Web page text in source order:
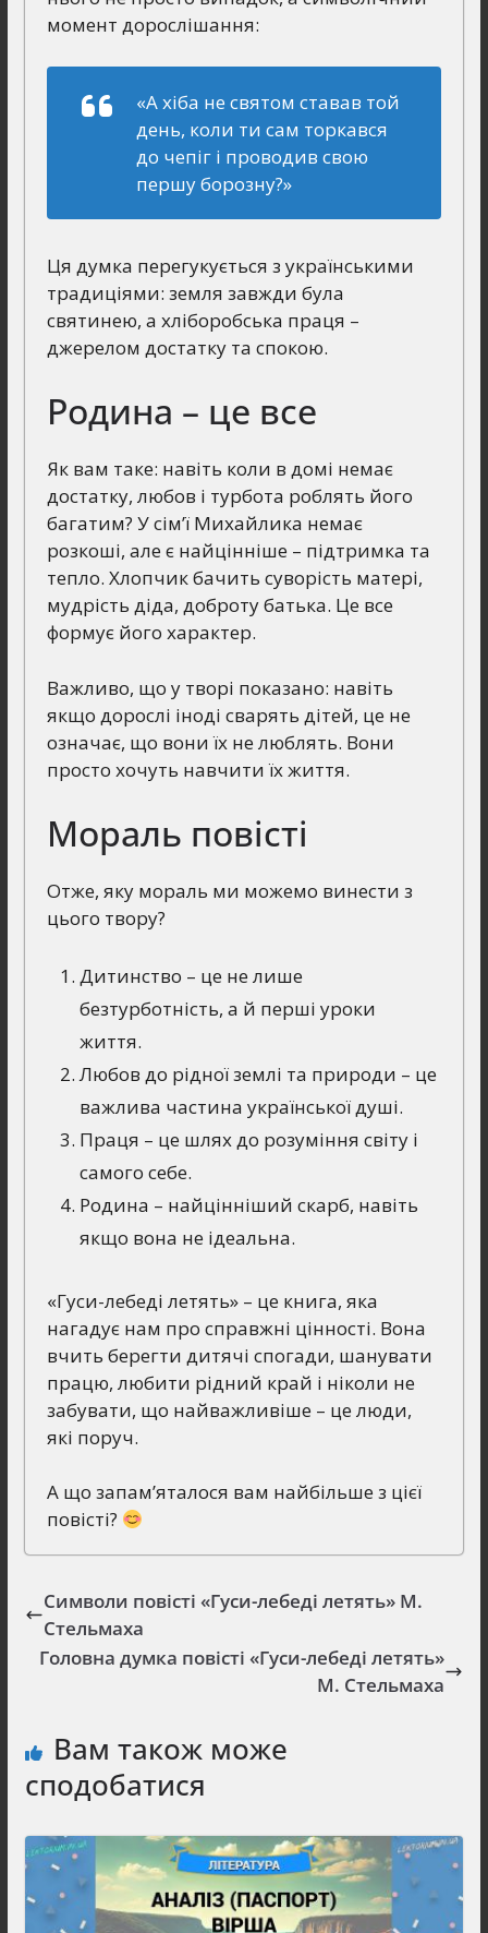
момент дорослішання:
«А хіба не святом ставав той
день, коли ти сам торкався
до чепіг і проводив свою
першу борозну?»
Ця думка перегукується з українськими
традиціями: земля завжди була
святинею, а хліборобська праця –
джерелом достатку та спокою.
Родина – це все
Як вам таке: навіть коли в домі немає
достатку, любов і турбота роблять його
багатим? У сім’ї Михайлика немає
розкоші, але є найцінніше – підтримка та
тепло. Хлопчик бачить суворість матері,
мудрість діда, доброту батька. Це все
формує його характер.
Важливо, що у творі показано: навіть
якщо дорослі іноді сварять дітей, це не
означає, що вони їх не люблять. Вони
просто хочуть навчити їх життя.
Мораль повісті
Отже, яку мораль ми можемо винести з
цього твору?
Дитинство – це не лише
безтурботність, а й перші уроки
життя.
Любов до рідної землі та природи – це
важлива частина української душі.
Праця – це шлях до розуміння світу і
самого себе.
Родина – найцінніший скарб, навіть
якщо вона не ідеальна.
«Гуси-лебеді летять» – це книга, яка
нагадує нам про справжні цінності. Вона
вчить берегти дитячі спогади, шанувати
працю, любити рідний край і ніколи не
забувати, що найважливіше – це люди,
які поруч.
А що запам’яталося вам найбільше з цієї
повісті?
Символи повісті «Гуси-лебеді летять» М.
Стельмаха
Головна думка повісті «Гуси-лебеді летять»
М. Стельмаха
Вам також може
сподобатися